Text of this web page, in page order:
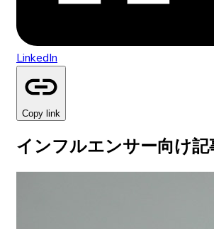
LinkedIn
Copy link
インフルエンサー向け記